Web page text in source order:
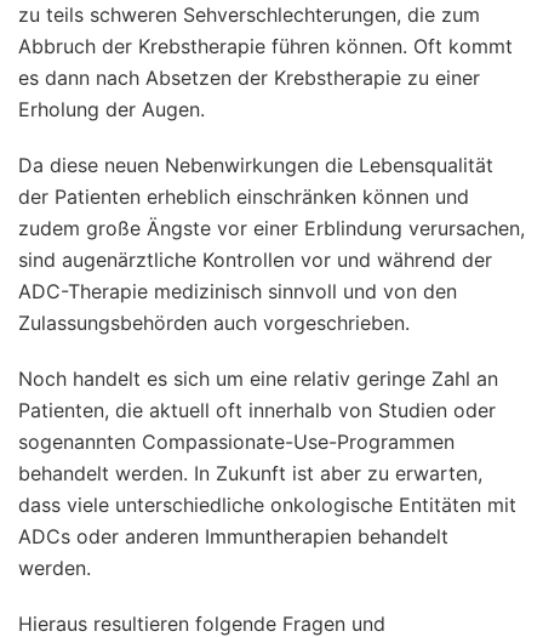
zu teils schweren Sehverschlechterungen, die zum
Abbruch der Krebstherapie führen können. Oft kommt
es dann nach Absetzen der Krebstherapie zu einer
Erholung der Augen.
Da diese neuen Nebenwirkungen die Lebensqualität
der Patienten erheblich einschränken können und
zudem große Ängste vor einer Erblindung verursachen,
sind augenärztliche Kontrollen vor und während der
ADC-Therapie medizinisch sinnvoll und von den
Zulassungsbehörden auch vorgeschrieben.
Noch handelt es sich um eine relativ geringe Zahl an
Patienten, die aktuell oft innerhalb von Studien oder
sogenannten Compassionate-Use-Programmen
behandelt werden. In Zukunft ist aber zu erwarten,
dass viele unterschiedliche onkologische Entitäten mit
ADCs oder anderen Immuntherapien behandelt
werden.
Hieraus resultieren folgende Fragen und